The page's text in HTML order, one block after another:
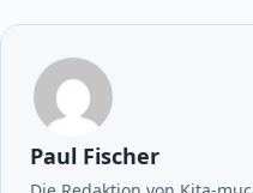
Paul Fischer